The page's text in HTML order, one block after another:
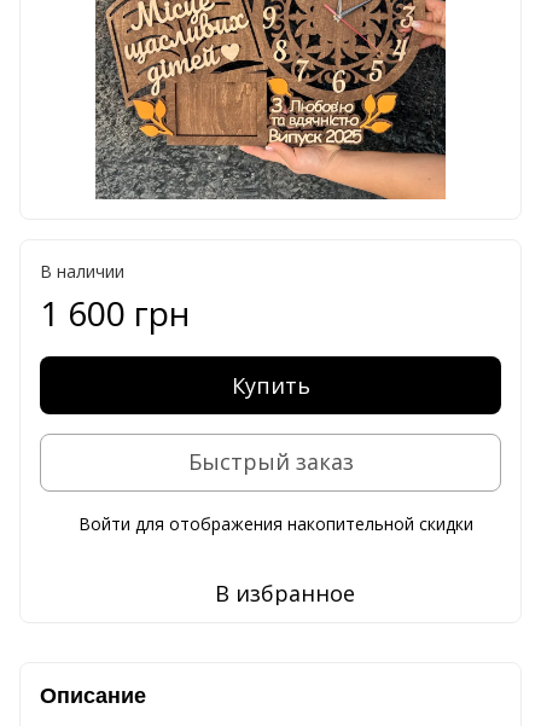
В наличии
1 600 грн
Купить
Быстрый заказ
Войти для отображения накопительной скидки
В избранное
Описание